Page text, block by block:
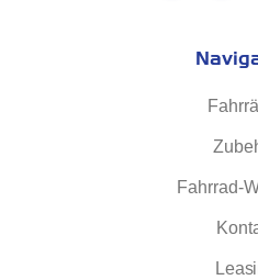
Fahrrad-